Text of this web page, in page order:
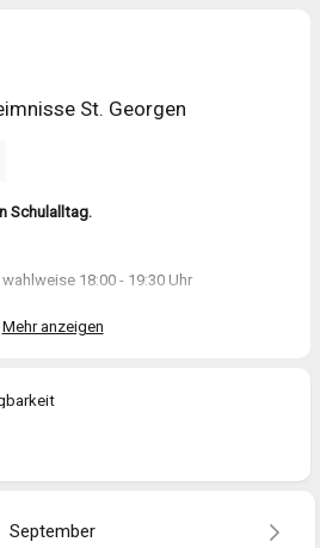
St. Georgen
Schulalltag.
18:00 - 19:30 Uhr
Ich zeige dir einfache und
Mehr anzeigen
September